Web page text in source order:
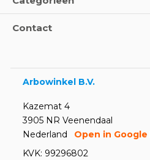
Contact
Arbowinkel B.V.
Kazemat 4
3905 NR Veenendaal
Nederland
Open in Google
KVK: 99296802